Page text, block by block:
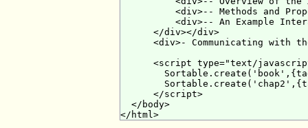
<div>-- Methods and
<div>-- An Example
      </div></div>
<div>- Communicating with
<script type="text/
      </script>
  </body>